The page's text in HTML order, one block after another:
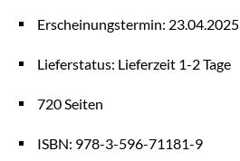
Erscheinungstermin: 23.04.2025
Lieferstatus: Lieferzeit 1-2 Tage
ISBN: 978-3-596-71181-9
720 Seiten